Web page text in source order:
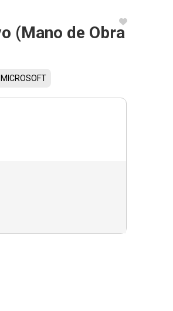
(Mano de Obra